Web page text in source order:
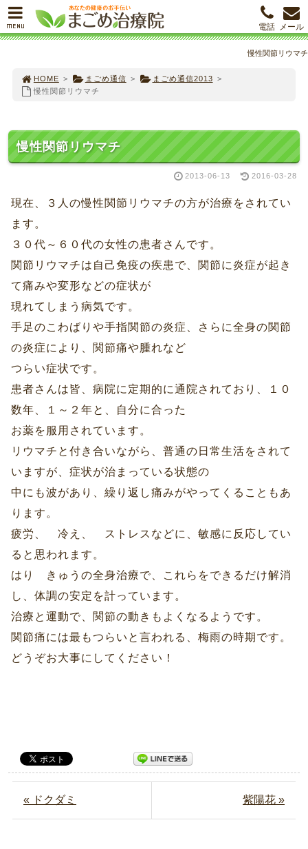
慢性関節リウマチ
HOME > まごめ通信 > まごめ通信2013 >
慢性関節リウマチ
慢性関節リウマチ
2013-06-13 2016-03-28
現在、３人の慢性関節リウマチの方が治療をされてい
ます。
３０代～６０代の女性の患者さんです。
関節リウマチは自己免疫の疾患で、関節に炎症が起き
て痛みや変形などの症状が
現れてしまう病気です。
手足のこわばりや手指関節の炎症、さらに全身の関節
の炎症により、関節痛や腫れなど
つらい症状です。
患者さんは皆、病院に定期的に通院されており、１０
数年、１～２年と、自分に合った
お薬を服用されています。
リウマチと付き合いながら、普通の日常生活をされて
いますが、症状が治まっている状態の
中にも波があり、繰り返し痛みがやってくることもあ
ります。
疲労、 冷え、 ストレスなどに、敏感に反応してい
ると思われます。
はり きゅうの全身治療で、これらをできるだけ解消
し、体調の安定を計っています。
治療と運動で、関節の動きもよくなるようです。
関節痛には最もつらいと言われる、梅雨の時期です。
どうぞお大事にしてください！
« ドクダミ 紫陽花 »
MENU メール
電話